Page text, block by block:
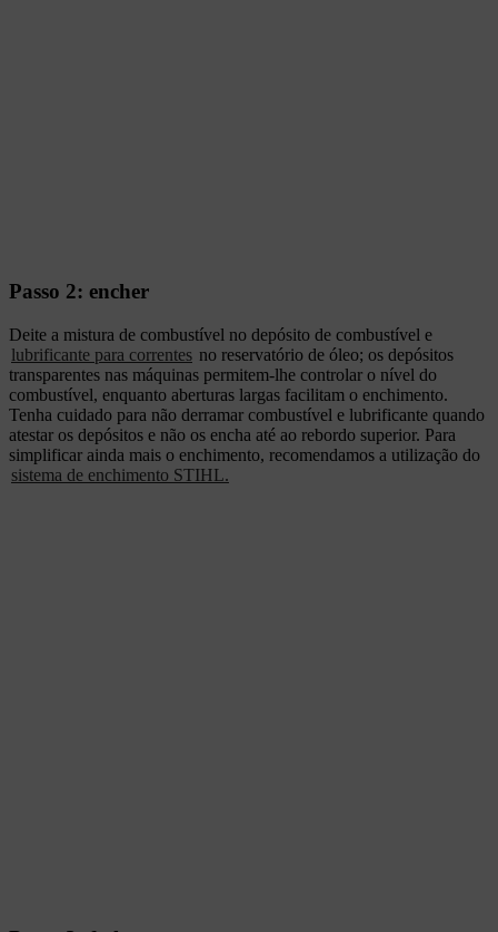
Passo 2: encher
Deite a mistura de combustível no depósito de combustível e
lubrificante para correntes no reservatório de óleo; os depósitos
transparentes nas máquinas permitem-lhe controlar o nível do
combustível, enquanto aberturas largas facilitam o enchimento.
Tenha cuidado para não derramar combustível e lubrificante quando
atestar os depósitos e não os encha até ao rebordo superior. Para
simplificar ainda mais o enchimento, recomendamos a utilização do
sistema de enchimento STIHL.